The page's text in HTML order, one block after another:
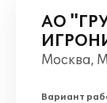
АО
Москва,
Вариант